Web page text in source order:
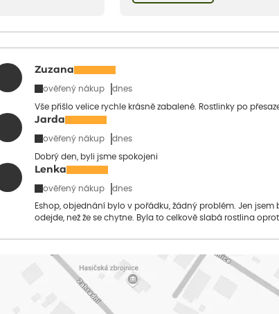
Zuzana
ověřený nákup dnes
Vše přišlo velice rychle krásně zabalené. Rostlinky po
Jarda
ověřený nákup dnes
Dobrý den, byli jsme spokojeni
Lenka
ověřený nákup dnes
Eshop, objednání bylo v pořádku, žádný problém. Jen
odejde, než že se chytne. Byla to celkově slabá rostlina